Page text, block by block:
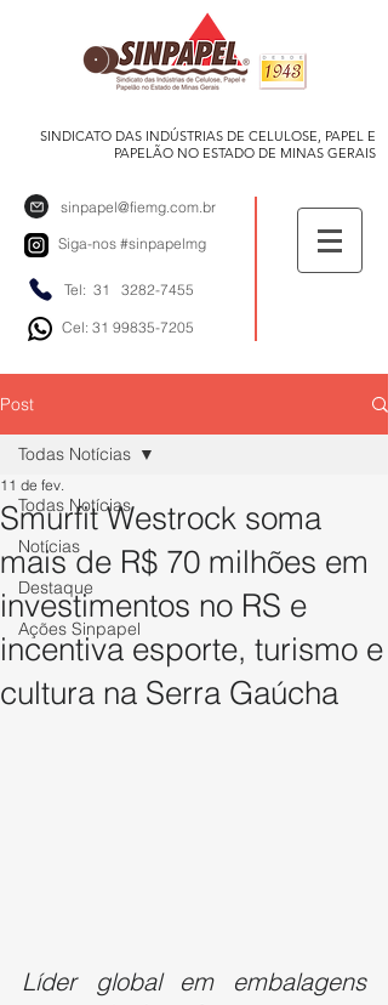
SINDICATO DAS INDÚSTRIAS DE CELULOSE, PAPEL E
PAPELÃO NO ESTADO DE MINAS GERAIS
sinpapel@fiemg.com.br
Siga-nos #sinpapelmg
Tel: 31 3282-7455
Cel: 31 99835-7205
Post
Todas Notícias
Notícias
Destaque
Ações Sinpapel
Todas Notícias
Smurfit Westrock soma
mais de R$ 70 milhões em
investimentos no RS e
incentiva esporte, turismo e
cultura na Serra Gaúcha
11 de fev.
Líder global em embalagens